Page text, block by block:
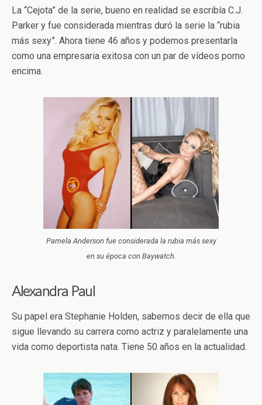
La “Cejota” de la serie, bueno en realidad se escribía C.J.
Parker y fue considerada mientras duró la serie la “rubia
más sexy”. Ahora tiene 46 años y podemos presentarla
como una empresaria exitosa con un par de vídeos porno
encima.
Pamela Anderson fue considerada la rubia más sexy
en su época con Baywatch.
Alexandra Paul
Su papel era Stephanie Holden, sabemos decir de ella que
sigue llevando su carrera como actriz y paralelamente una
vida como deportista nata. Tiene 50 años en la actualidad.